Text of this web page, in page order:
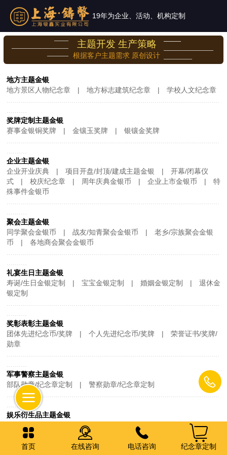
19年为企业、活动、机构定制
主题开发 生产策略
根据客户主题需求 原创设计
——
————————
———
——
———————
————
地方主题金银
地方景区人物纪念章 | 地方标志建筑纪念章| 学校人文纪念章
奖牌定制主题金银
赛事金银铜奖牌 | 金镶玉奖牌 | 银镶金奖牌
企业主题金银
企业开业庆典 | 项目开盘/封顶/建成主题金银 | 开幕/闭幕仪
式| 校庆纪念章| 周年庆典金银币 | 企业上市金银币 | 特
殊事件金银币
聚会主题金银
同学聚会金银币 | 战友/知青聚会金银币 | 老乡/宗族聚会金银
币 | 各地商会聚会金银币
礼宴生日主题金银
寿诞/生日金银定制 | 宝宝金银定制 | 婚姻金银定制
| 退休金
银定制
奖彰表彰主题金银
团体先进纪念币/奖牌 | 个人先进纪念币/奖牌 | 荣誉证书/奖牌/
勋章
军事警察主题金银
部队勋章/纪念章定制 | 警察勋章/纪念章定制
.........................................................................................................
..........
娱乐衍生品主题金银
电视电影金银定制 | 动漫游戏金银定制 | 明星粉丝金银定制
首页 在线咨询 电话咨询 纪念章定制